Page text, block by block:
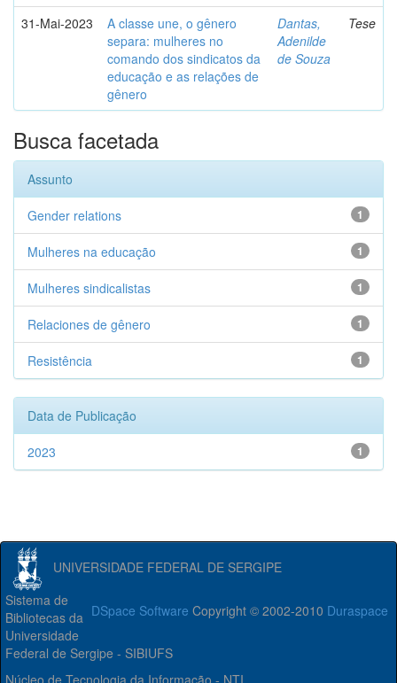
31-Mai-2023
A classe une, o gênero
separa: mulheres no
comando dos sindicatos da
educação e as relações de
gênero
Dantas,
Adenilde
de Souza
Tese
Busca facetada
Assunto
1
Gender relations
1
Mulheres na educação
1
Mulheres sindicalistas
1
Relaciones de gênero
1
Resistência
Data de Publicação
1
2023
UNIVERSIDADE FEDERAL DE SERGIPE
DSpace Software Copyright © 2002-2010 Duraspace
Sistema de
Bibliotecas da
Universidade
Federal de Sergipe - SIBIUFS
Núcleo de Tecnologia da Informação - NTI